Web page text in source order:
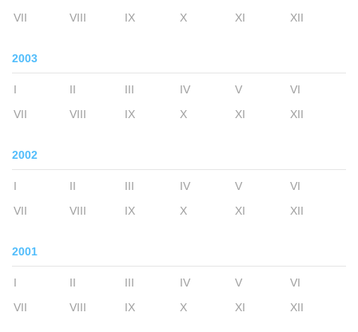
VII
VIII IX X XI XII
2003
I II III IV V
VI
VII
VIII IX X XI XII
2002
I II III IV V
VI
VII
VIII IX X XI XII
2001
I II III IV V
VI
VII
VIII IX X XI XII